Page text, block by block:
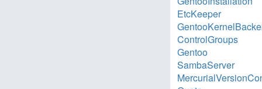
EtcKeeper
ControlGroups
Gentoo
SambaServer